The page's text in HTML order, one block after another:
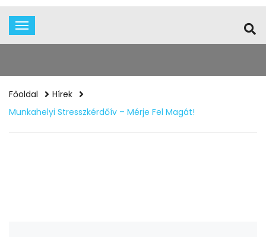
Főoldal
Hírek
Munkahelyi Stresszkérdőív – Mérje Fel Magát!